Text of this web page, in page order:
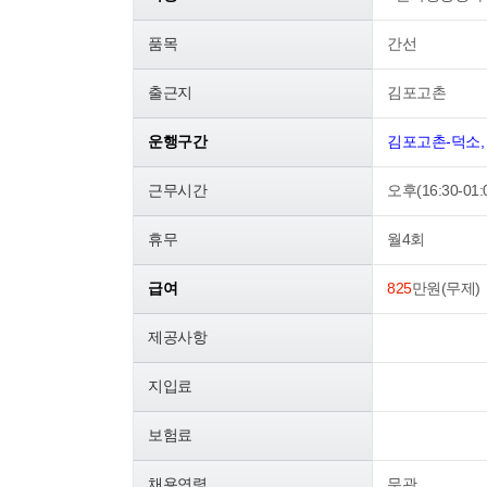
품목 간선
출근지 김포고촌
운행구간 김포고촌-덕소,
근무시간 오후(16:30-
휴무 월4회
급여 825만원(무제)
제공사항
지입료
보험료
채용연령 무관